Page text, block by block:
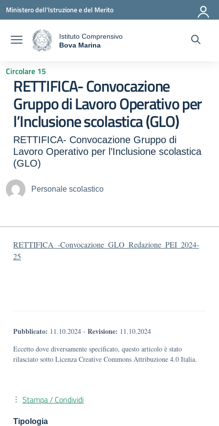
Vai ai contenuti
Vai al menu di navigazione
Vai al footer
Ministero dell'Istruzione e del Merito
Istituto Comprensivo
Bova Marina
Circolare 15
RETTIFICA- Convocazione
Gruppo di Lavoro Operativo per
l’Inclusione scolastica (GLO)
RETTIFICA- Convocazione Gruppo di
Lavoro Operativo per l’Inclusione scolastica
(GLO)
Personale scolastico
RETTIFICA_-Convocazione_GLO_Redazione_PEI_2024-
25
Pubblicato: 11.10.2024 - Revisione: 11.10.2024
Eccetto dove diversamente specificato, questo articolo è stato
rilasciato sotto Licenza Creative Commons Attribuzione 4.0 Italia.
Stampa / Condividi
Tipologia